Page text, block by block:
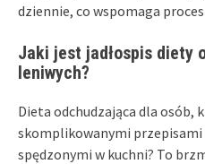
dziennie, co wspomaga
Jaki jest jadłospis diety
leniwych?
Dieta odchudzająca dla osób,
skomplikowanymi przepisami
spędzonymi w kuchni? To